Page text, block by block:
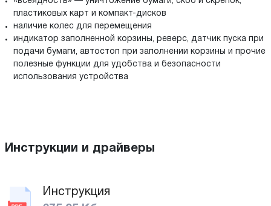
пластиковых карт и компакт-дисков
наличие колес для перемещения
индикатор заполненной корзины, реверс, датчик пуска при
подачи бумаги, автостоп при заполнении корзины и прочие
полезные функции для удобства и безопасности
использования устройства
Инструкции и драйверы
Инструкция